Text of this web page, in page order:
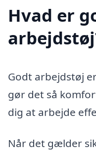
Hvad er
Godt arbejdstøj
gør det så
dig at arbejde
Når det gælder